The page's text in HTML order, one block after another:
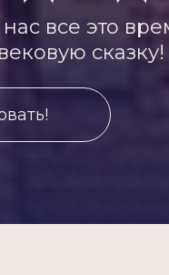
все это
сказку!